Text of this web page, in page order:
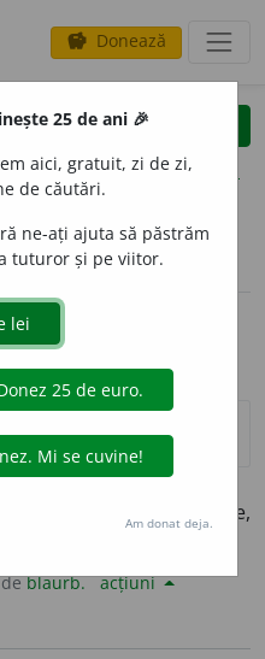
savings Donează
clear
opțiuni
Calamitate, distrugere,
deblaurb. acțiuni
25 de ani 🎉
aici, gratuit, zi de zi,
de căutări.
ne-ați ajuta să păstrăm
tuturor și pe viitor.
Am donat deja.